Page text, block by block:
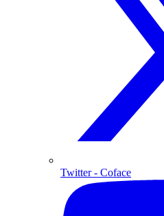
Twitter- Coface